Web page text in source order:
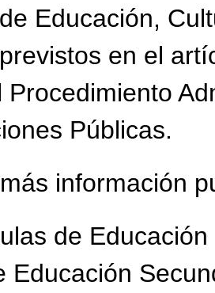
Educación,
en el
Procedimiento
Públicas.
información
de
Educación